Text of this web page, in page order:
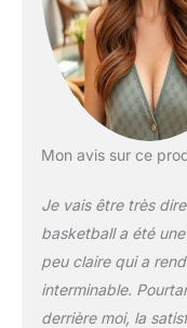
Mon avis sur ce
Je vais être très
basketball a été
peu claire qui a
interminable.
derrière moi, la